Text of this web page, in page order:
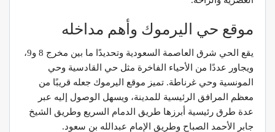
موقع حي اليرموك وأهم مداخله
يقع الحي شرق العاصمة السعودية وتحديدًا ما بين مخرج 8 و9،
ويجاور عددًا من الأحياء الفاخرة مثل حي القادسية وحي
المونسية وحي غرناطة. تميز موقع اليرموك جعله قريبًا من
معظم المرافق الرئيسية للمدينة، ويسهل الوصول إليه عبر
عدة طرق رئيسية أبرزها طريق الدمام السريع وطريق الشيخ
جابر الأحمد الصباح وطريق الإمام عبدالله بن سعود.